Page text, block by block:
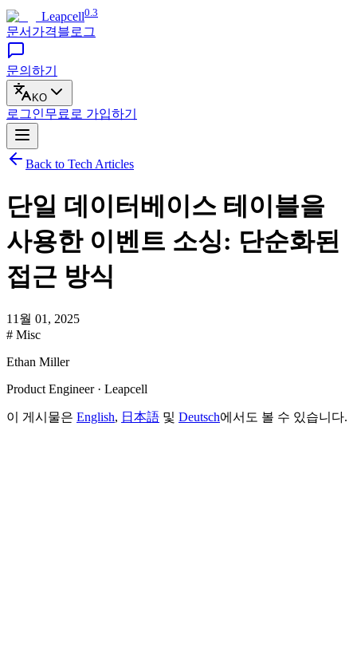
Leapcell0.3
문서 가격블로그
문의하기
KO
로그인무료로 가입하기
Back to Tech Articles
단일 데이터베이스 테이블을
사용한 이벤트 소싱: 단순화된
접근 방식
11월 01, 2025
# Misc
Ethan Miller
Product Engineer · Leapcell
이 게시물은 English, 日本語 및 Deutsch에서도 볼 수 있습니다.